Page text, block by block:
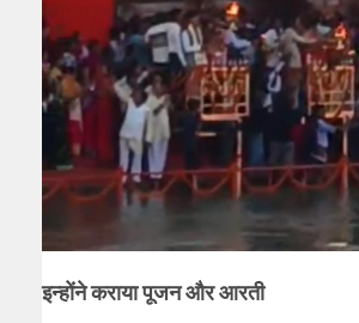
इन्होंने कराया पूजन और आरती